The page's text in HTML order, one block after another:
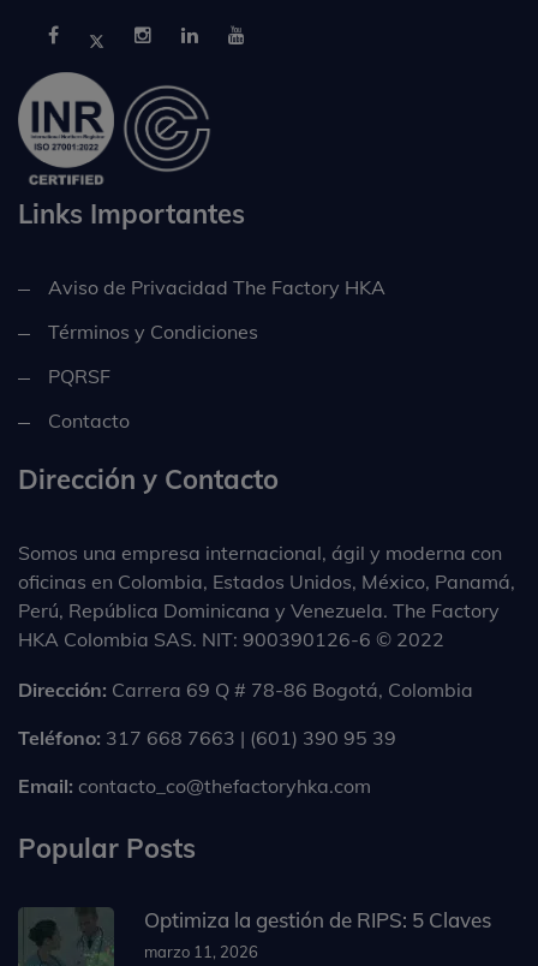
Links Importantes
Aviso de Privacidad The Factory HKA
Términos y Condiciones
PQRSF
Contacto
Dirección y Contacto
Somos una empresa internacional, ágil y moderna con
oficinas en Colombia, Estados Unidos, México, Panamá,
Perú, República Dominicana y Venezuela. The Factory
HKA Colombia SAS. NIT: 900390126-6 © 2022
Dirección: Carrera 69 Q # 78-86 Bogotá, Colombia
Teléfono: 317 668 7663 | (601) 390 95 39
Email: contacto_co@thefactoryhka.com
Popular Posts
Optimiza la gestión de RIPS: 5 Claves
marzo 11, 2026